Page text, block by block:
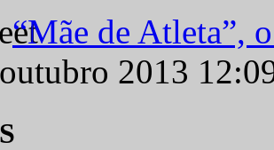
“Mãe de Atleta”,
2013